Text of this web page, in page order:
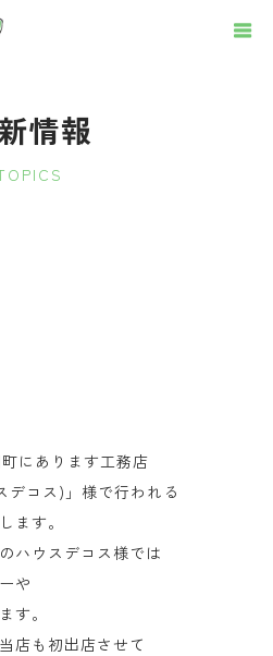
情報
にあります工務店
デコス)」様で行われる
ます。
ハウスデコス様では
や
す。
店も初出店させて